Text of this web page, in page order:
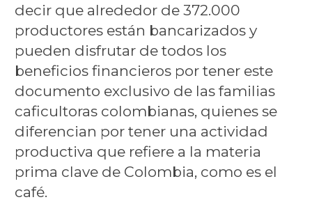
decir que alrededor de 372.000
productores están bancarizados y
pueden disfrutar de todos los
beneficios financieros por tener este
documento exclusivo de las familias
caficultoras colombianas, quienes se
diferencian por tener una actividad
productiva que refiere a la materia
prima clave de Colombia, como es el
café.